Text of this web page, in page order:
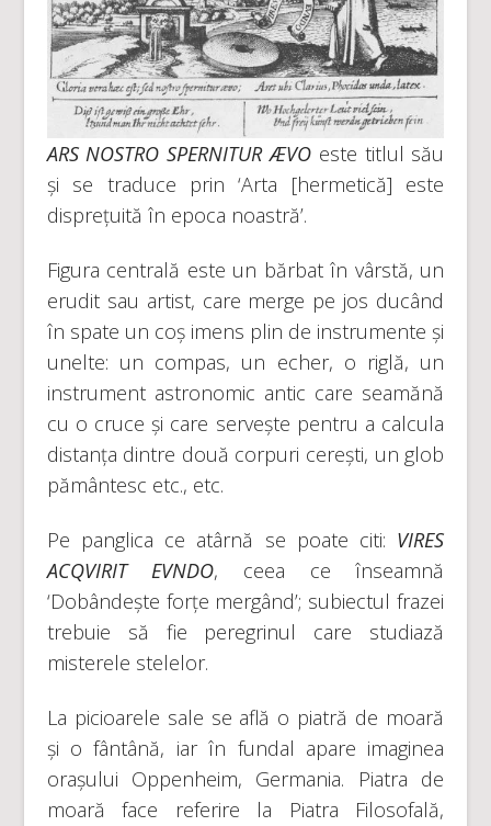
ARS NOSTRO SPERNITUR ÆVO este titlul său
și se traduce prin ‘Arta [hermetică] este
disprețuită în epoca noastră’.
Figura centrală este un bărbat în vârstă, un
erudit sau artist, care merge pe jos ducând
în spate un coș imens plin de instrumente și
unelte: un compas, un echer, o riglă, un
instrument astronomic antic care seamănă
cu o cruce și care servește pentru a calcula
distanța dintre două corpuri cerești, un glob
pământesc etc., etc.
Pe panglica ce atârnă se poate citi: VIRES
ACQVIRIT EVNDO, ceea ce înseamnă
‘Dobândește forțe mergând’; subiectul frazei
trebuie să fie peregrinul care studiază
misterele stelelor.
La picioarele sale se află o piatră de moară
și o fântână, iar în fundal apare imaginea
orașului Oppenheim, Germania. Piatra de
moară face referire la Piatra Filosofală,